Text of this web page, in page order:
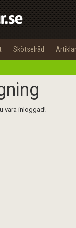
Skötselråd Artiklar
vara inloggad!